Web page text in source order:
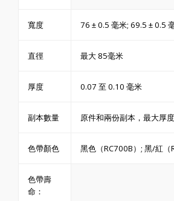
寬度 76 ± 0.5 毫米; 69.5 ± 0.5
直徑 最大 85毫米
厚度 0.07 至 0.10 毫米
副本數量 原件和兩份副本，最大厚
色帶顏色 黑色（RC700B）; 黑/紅（
色帶壽
命：